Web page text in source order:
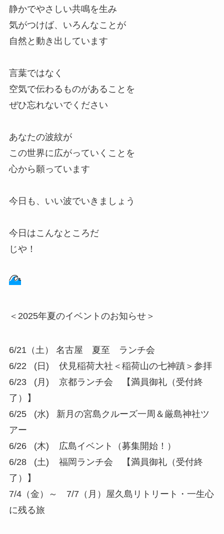
静かでやさしい共鳴を生み
気がつけば、いろんなことが
自然と動き出しています
言葉ではなく
空気で伝わるものがあることを
ぜひ忘れないでください
あなたの波紋が
この世界に広がっていくことを
心から願っています
今日も、いい波でいきましょう
今日はこんなところだ
じや！
＜2025年夏のイベントのお知らせ＞
6/21（土） 名古屋 夏至 ランチ会
6/22 (日) 伏見稲荷大社＜稲荷山の七神蹟＞参拝
6/23 (月) 京都ランチ会 【満員御礼（受付終
了）】
6/25 (水) 新月の宮島クルーズ一周＆厳島神社ツ
アー
6/26 (木) 広島イベント（募集開始！）
6/28 (土) 福岡ランチ会 【満員御礼（受付終
了）】
7/4（金）～ 7/7（月）屋久島リトリート・一生心
に残る旅